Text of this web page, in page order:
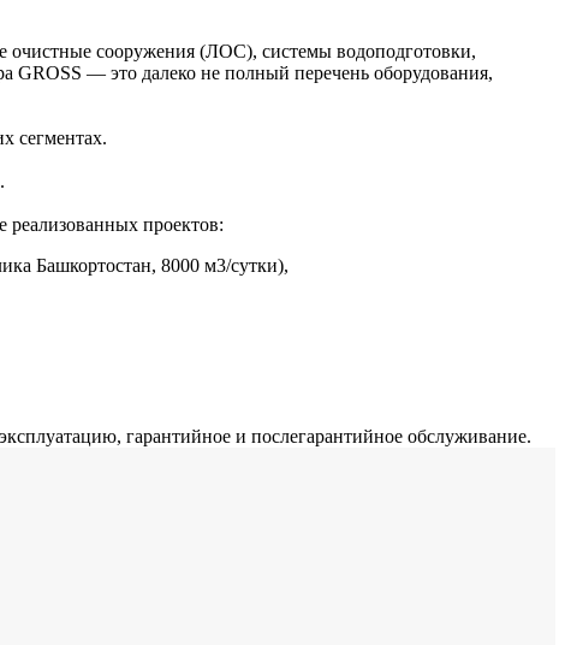
сооружения (ЛОС), системы водоподготовки,
— это далеко не полный перечень оборудования,
сегментах.
проектов:
Башкортостан, 8000 м3/сутки),
гарантийное и послегарантийное обслуживание.